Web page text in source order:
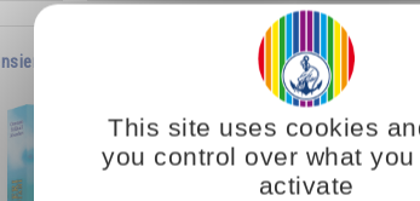
Quotidiani 2021
This site uses cookies
you control over what you
activate